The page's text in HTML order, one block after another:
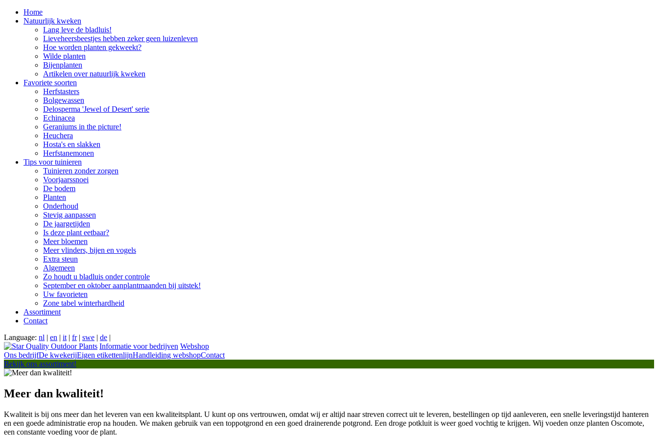
Home
Natuurlijk kweken
Lang leve de bladluis!
Lieveheersbeestjes hebben zeker geen luizenleven
Hoe worden planten gekweekt?
Wilde planten
Bijenplanten
Artikelen over natuurlijk kweken
Favoriete soorten
Herfstasters
Bolgewassen
Delosperma 'Jewel of Desert' serie
Echinacea
Geraniums in the picture!
Heuchera
Hosta's en slakken
Herfstanemonen
Tips voor tuinieren
Tuinieren zonder zorgen
Voorjaarssnoei
De bodem
Planten
Onderhoud
Stevig aanpassen
De jaargetijden
Is deze plant eetbaar?
Meer bloemen
Meer vlinders, bijen en vogels
Extra steun
Algemeen
Zo houdt u bladluis onder controle
September en oktober aanplantmaanden bij uitstek!
Uw favorieten
Zone tabel winterhardheid
Assortiment
Contact
Language: nl | en | it | fr| swe | de |
Informatie voor bedrijven Webshop
Ons bedrijfDe kwekerijEigen etikettenlijnHandleiding webshopContact
Bekijk ons assortiment!
Meer dan kwaliteit!
Kwaliteit is bij ons meer dan het leveren van een kwaliteitsplant. U kunt op ons vertrouwen, omdat wij er altijd naar streven correct uit te leveren, bestellingen op tijd aanleveren, een snelle leveringstijd hanteren
en een goede administratie erop na houden. We maken gebruik van een toppotgrond en een goed drainerende potgrond. Een droge potkluit is weer goed vochtig te krijgen. Wij voeden onze planten Oscomote,
een constante voeding voor de plant.